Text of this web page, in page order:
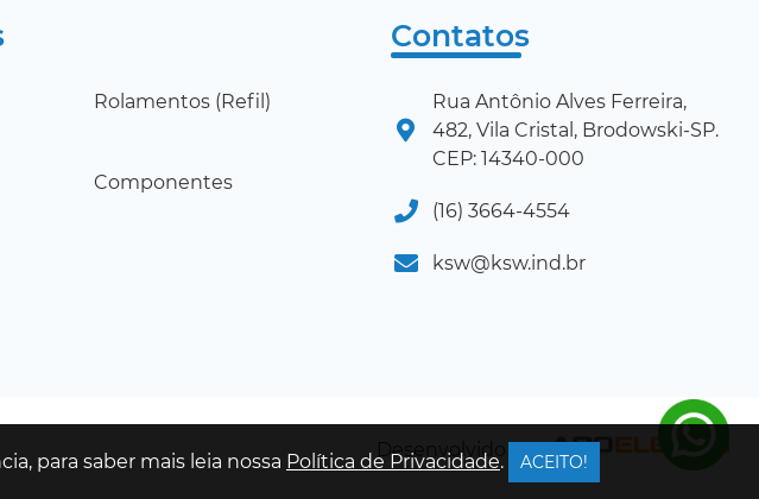
Rolamentos (Refil)
Componentes
Contatos
Rua Antônio Alves Ferreira,
482, Vila Cristal, Brodowski-SP.
CEP: 14340-000
(16) 3664-4554
ksw@ksw.ind.br
Desenvolvido por:
para saber mais leia nossa Política de Privacidade. ACEITO!